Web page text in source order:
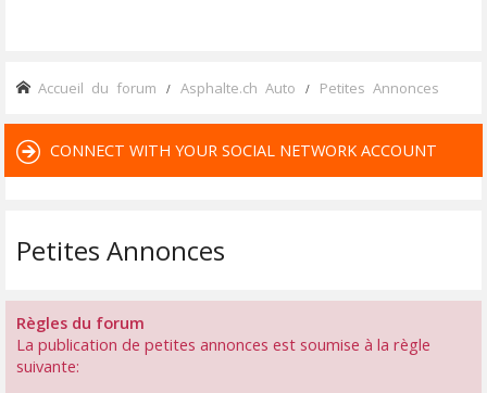
Accueil du forum Asphalte.ch Auto Petites Annonces
CONNECT WITH YOUR SOCIAL NETWORK ACCOUNT
Petites Annonces
Règles du forum
La publication de petites annonces est soumise à la règle
suivante: